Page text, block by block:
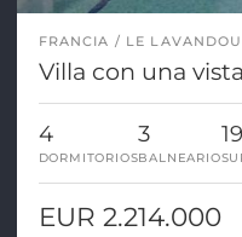
FRANCIA LE LAVANDOU
Villa con una
4
DORMITORIOS
3
BALNEARIO
EUR 2.214.000